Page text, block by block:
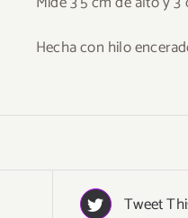
Hecha con hilo
Tweet